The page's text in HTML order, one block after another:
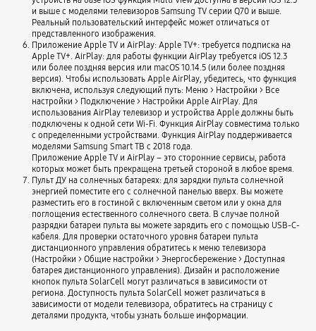
и выше с моделями телевизоров Samsung TV серии Q70 и выше.
Реальный пользовательский интерфейс может отличаться от
представленного изображения.
Приложение Apple TV и AirPlay: Apple TV+: требуется подписка на
Apple TV+. AirPlay: для работы функции AirPlay требуется iOS 12.3
или более поздняя версия или macOS 10.14.5 (или более поздняя
версия). Чтобы использовать Apple AirPlay, убедитесь, что функция
включена, используя следующий путь: Меню > Настройки > Все
настройки > Подключение > Настройки Apple AirPlay. Для
использования AirPlay телевизор и устройства Apple должны быть
подключены к одной сети Wi-Fi. Функция AirPlay совместима только
с определенными устройствами. Функция AirPlay поддерживается
моделями Samsung Smart ТВ с 2018 года.
Приложение Apple TV и AirPlay – это сторонние сервисы, работа
которых может быть прекращена третьей стороной в любое время.
Пульт ДУ на солнечных батареях: для зарядки пульта солнечной
энергией поместите его с солнечной панелью вверх. Вы можете
разместить его в гостиной с включенным светом или у окна для
поглощения естественного солнечного света. В случае полной
разрядки батареи пульта вы можете зарядить его с помощью USB-C-
кабеля. Для проверки остаточного уровня батареи пульта
дистанционного управления обратитесь к меню телевизора
(Настройки > Общие настройки > Энергосбережение > Доступная
батарея дистанционного управления). Дизайн и расположение
кнопок пульта SolarCell могут различаться в зависимости от
региона. Доступность пульта SolarCell может различаться в
зависимости от модели телевизора, обратитесь на страницу с
деталями продукта, чтобы узнать больше информации.